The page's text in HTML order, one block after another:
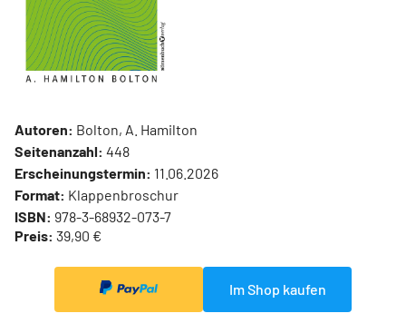
Autoren: Bolton, A. Hamilton
Seitenanzahl: 448
Erscheinungstermin: 11.06.2026
Format: Klappenbroschur
ISBN: 978-3-68932-073-7
Preis: 39,90 €
Im Shop kaufen